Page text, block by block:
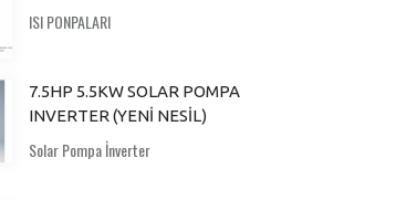
ISI PONPALARI
7.5HP 5.5KW SOLAR POMPA
INVERTER (YENİ NESİL)
Solar Pompa İnverter